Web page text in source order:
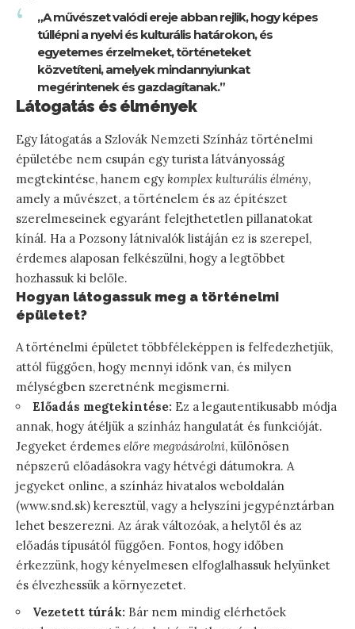
„A művészet valódi ereje abban rejlik, hogy képes
túllépni a nyelvi és kulturális határokon, és
egyetemes érzelmeket, történeteket
közvetíteni, amelyek mindannyiunkat
megérintenek és gazdagítanak.”
Látogatás és élmények
Egy látogatás a Szlovák Nemzeti Színház történelmi
épületébe nem csupán egy turista látványosság
megtekintése, hanem egy komplex kulturális élmény,
amely a művészet, a történelem és az építészet
szerelmeseinek egyaránt felejthetetlen pillanatokat
kínál. Ha a Pozsony látnivalók listáján ez is szerepel,
érdemes alaposan felkészülni, hogy a legtöbbet
hozhassuk ki belőle.
Hogyan látogassuk meg a történelmi
épületet?
A történelmi épületet többféleképpen is felfedezhetjük,
attól függően, hogy mennyi időnk van, és milyen
mélységben szeretnénk megismerni.
Előadás megtekintése: Ez a legautentikusabb módja
annak, hogy átéljük a színház hangulatát és funkcióját.
Jegyeket érdemes előre megvásárolni, különösen
népszerű előadásokra vagy hétvégi dátumokra. A
jegyeket online, a színház hivatalos weboldalán
(www.snd.sk) keresztül, vagy a helyszíni jegypénztárban
lehet beszerezni. Az árak változóak, a helytől és az
előadás típusától függően. Fontos, hogy időben
érkezzünk, hogy kényelmesen elfoglalhassuk helyünket
és élvezhessük a környezetet.
Vezetett túrák: Bár nem mindig elérhetőek